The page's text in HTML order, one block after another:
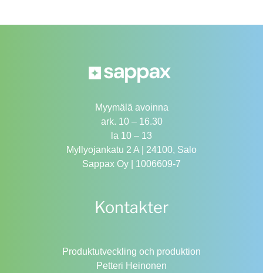
Myymälä avoinna
ark. 10 – 16.30
la 10 – 13
Myllyojankatu 2 A | 24100, Salo
Sappax Oy | 1006609-7
Kontakter
Produktutveckling och produktion
Petteri Heinonen